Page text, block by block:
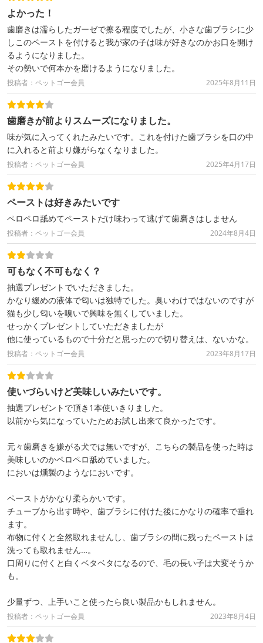
よかった！
歯磨きは濡らしたガーゼで擦る程度でしたが、小さな歯ブラシに少
しこのペーストを付けると我が家の子は味が好きなのかお口を開け
るようになりました。
その勢いで何本かを磨けるようになりました。
投稿者：ペットゴー会員 2025年8月11日
歯磨きが前よりスムーズになりました。
味が気に入ってくれたみたいです。これを付けた歯ブラシを口の中
に入れると前より嫌がらなくなりました。
投稿者：ペットゴー会員 2025年4月17日
ペーストは好きみたいです
ペロペロ舐めてペーストだけ味わって逃げて歯磨きはしません
投稿者：ペットゴー会員 2024年8月4日
可もなく不可もなく？
抽選プレゼントでいただきました。
かなり緩めの液体で匂いは独特でした。臭いわけではないのですが
猫も少し匂いを嗅いで興味を無くしていました。
せっかくプレゼントしていただきましたが
他に使っているもので十分だと思ったので切り替えは、ないかな。
投稿者：ペットゴー会員 2023年8月17日
使いづらいけど美味しいみたいです。
抽選プレゼントで頂き1本使いきりました。
以前から気になっていたためお試し出来て良かったです。
元々歯磨きを嫌がる犬では無いですが、こちらの製品を使った時は
美味しいのかペロペロ舐めていました。
においは燻製のようなにおいです。
ペーストがかなり柔らかいです。
チューブから出す時や、歯ブラシに付けた後にかなりの確率で垂れ
ます。
布物に付くと全然取れませんし、歯ブラシの間に残ったペーストは
洗っても取れません…。
口周りに付くと白くベタベタになるので、毛の長い子は大変そうか
も。
少量ずつ、上手いこと使ったら良い製品かもしれません。
投稿者：ペットゴー会員 2023年8月4日